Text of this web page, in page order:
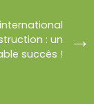
: un
succès !